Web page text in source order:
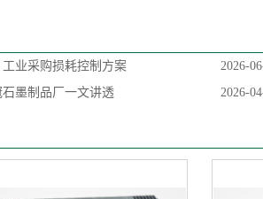
业采购损耗控制方案 2026-
墨制品厂一文讲透
2026-